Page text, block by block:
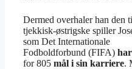
Dermed overhaler han den
tjekkisk-østrigske spiller
som Det Internationale
Fodboldforbund (FIFA) har
for 805 mål i sin karriere.